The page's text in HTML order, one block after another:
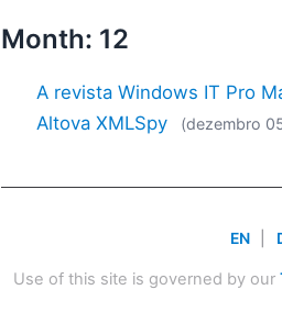
Month: 12
A revista Windows IT Pro
Altova XMLSpy
(dezembro
EN
Use of this site is governed by our